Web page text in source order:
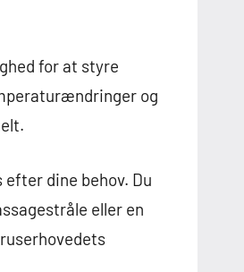
for at styre
og
dine behov. Du
eller en